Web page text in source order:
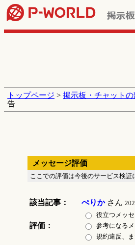
トップページ > 掲示板・チャットの
告
メッセージ評価
ここでの評価は今後のサービス検証
該当記事： ぺりかさん
評価：
役立つメッセ
参考になるメ
規約違反、